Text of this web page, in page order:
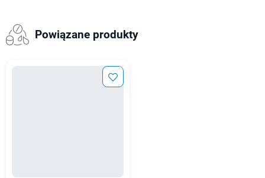
Powiązane produkty